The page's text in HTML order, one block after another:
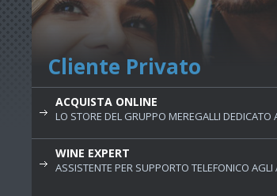
Cliente Privato
ACQUISTA ONLINE
LO STORE DEL GRUPPO MEREGALLI DEDICATO
WINE EXPERT
ASSISTENTE PER SUPPORTO TELEFONICO AGLI